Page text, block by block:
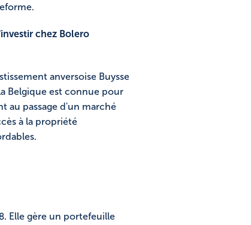
chez Bolero
anversoise Buysse
Belgique est connue pour
au passage d'un marché
à la propriété
Elle gère un portefeuille